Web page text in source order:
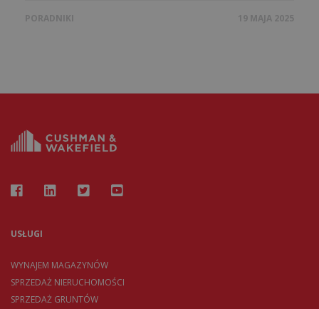
PORADNIKI 19 MAJA 2025
USŁUGI
WYNAJEM MAGAZYNÓW
SPRZEDAŻ NIERUCHOMOŚCI
SPRZEDAŻ GRUNTÓW